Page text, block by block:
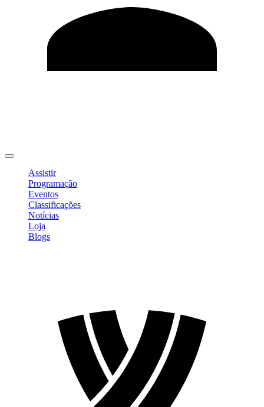
Assistir
Programação
Eventos
Classificações
Notícias
Loja
Blogs